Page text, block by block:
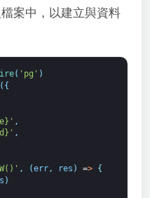
案中，以建立與資料
( 'pg' )
( {
,
,
, (err, res ) =>
{
)